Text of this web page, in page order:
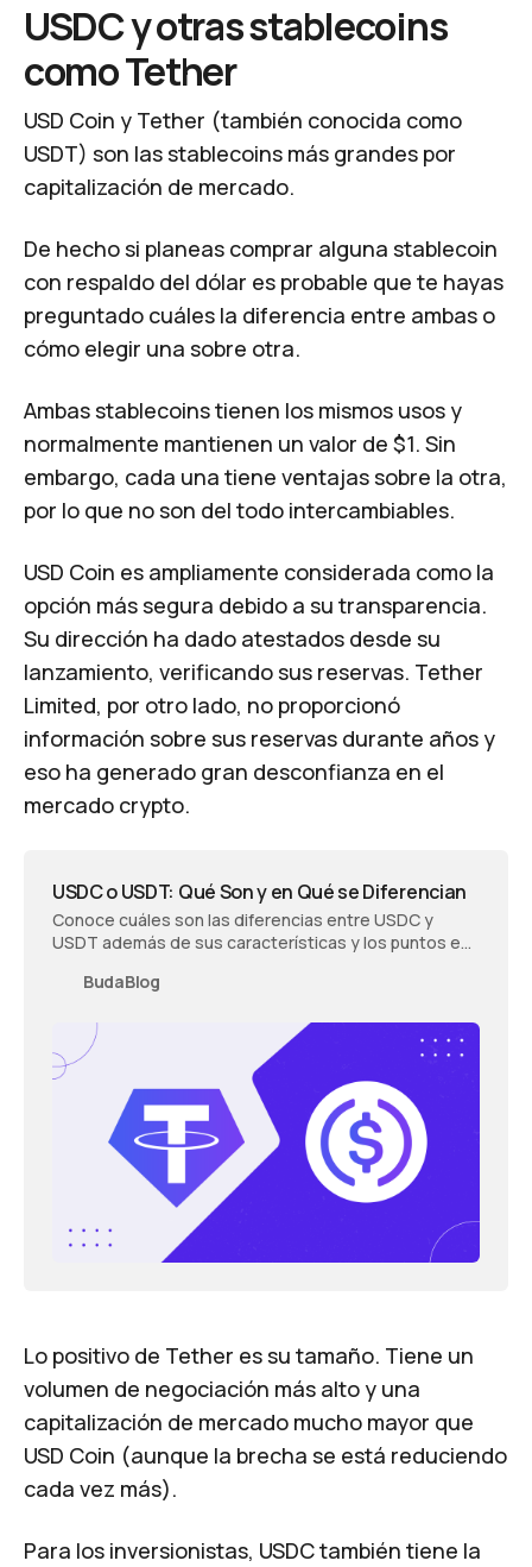
USDC y otras stablecoins
como Tether
USD Coin y Tether (también conocida como
USDT) son las stablecoins más grandes por
capitalización de mercado.
De hecho si planeas comprar alguna stablecoin
con respaldo del dólar es probable que te hayas
preguntado cuáles la diferencia entre ambas o
cómo elegir una sobre otra.
Ambas stablecoins tienen los mismos usos y
normalmente mantienen un valor de $1. Sin
embargo, cada una tiene ventajas sobre la otra,
por lo que no son del todo intercambiables.
USD Coin es ampliamente considerada como la
opción más segura debido a su transparencia.
Su dirección ha dado atestados desde su
lanzamiento, verificando sus reservas. Tether
Limited, por otro lado, no proporcionó
información sobre sus reservas durante años y
eso ha generado gran desconfianza en el
mercado crypto.
USDC o USDT: Qué Son y en Qué se Diferencian
Conoce cuáles son las diferencias entre USDC y
USDT además de sus características y los puntos en
BudaBlog
Lo positivo de Tether es su tamaño. Tiene un
volumen de negociación más alto y una
capitalización de mercado mucho mayor que
USD Coin (aunque la brecha se está reduciendo
cada vez más).
Para los inversionistas, USDC también tiene la